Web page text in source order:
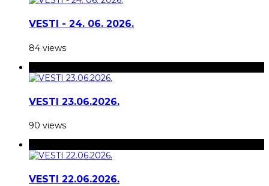
VESTI - 24. 06. 2026.
84 views
VESTI 23.06.2026.
90 views
VESTI 22.06.2026.